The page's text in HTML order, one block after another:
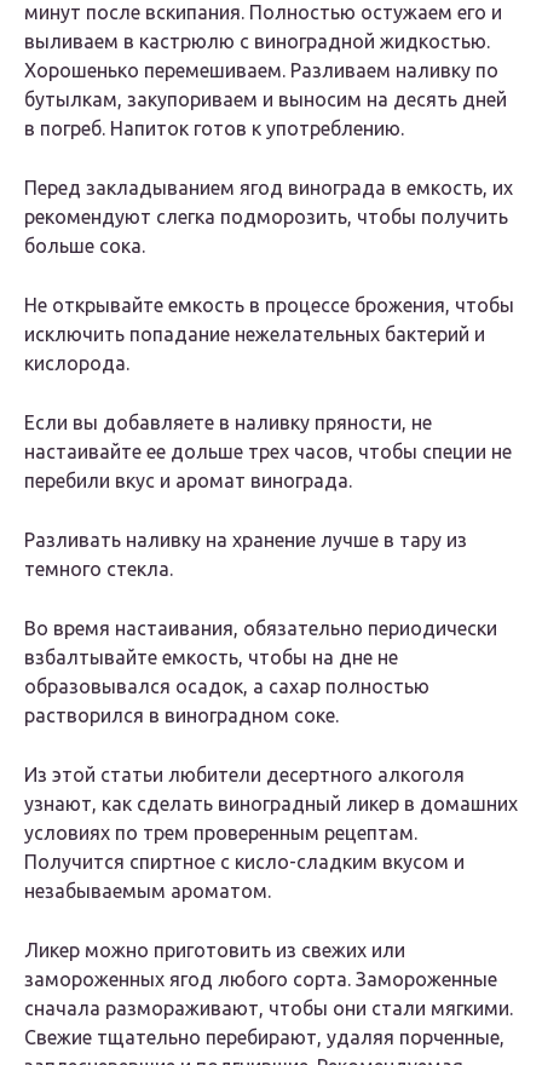
минут после вскипания. Полностью остужаем его и
выливаем в кастрюлю с виноградной жидкостью.
Хорошенько перемешиваем. Разливаем наливку по
бутылкам, закупориваем и выносим на десять дней
в погреб. Напиток готов к употреблению.
Перед закладыванием ягод винограда в емкость, их
рекомендуют слегка подморозить, чтобы получить
больше сока.
Не открывайте емкость в процессе брожения, чтобы
исключить попадание нежелательных бактерий и
кислорода.
Если вы добавляете в наливку пряности, не
настаивайте ее дольше трех часов, чтобы специи не
перебили вкус и аромат винограда.
Разливать наливку на хранение лучше в тару из
темного стекла.
Во время настаивания, обязательно периодически
взбалтывайте емкость, чтобы на дне не
образовывался осадок, а сахар полностью
растворился в виноградном соке.
Из этой статьи любители десертного алкоголя
узнают, как сделать виноградный ликер в домашних
условиях по трем проверенным рецептам.
Получится спиртное с кисло-сладким вкусом и
незабываемым ароматом.
Ликер можно приготовить из свежих или
замороженных ягод любого сорта. Замороженные
сначала размораживают, чтобы они стали мягкими.
Свежие тщательно перебирают, удаляя порченные,